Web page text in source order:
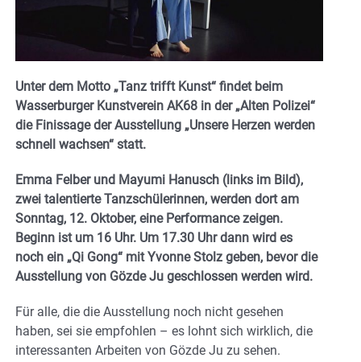
Unter dem Motto „Tanz trifft Kunst“ findet beim
Wasserburger Kunstverein AK68 in der „Alten Polizei“
die Finissage der Ausstellung „Unsere Herzen werden
schnell wachsen“ statt.
Emma Felber und Mayumi Hanusch (links im Bild),
zwei talentierte Tanzschülerinnen, werden dort am
Sonntag, 12. Oktober, eine Performance zeigen.
Beginn ist um 16 Uhr. Um 17.30 Uhr dann wird es
noch ein „Qi Gong“ mit Yvonne Stolz geben, bevor die
Ausstellung von Gözde Ju geschlossen werden wird.
Für alle, die die Ausstellung noch nicht gesehen
haben, sei sie empfohlen – es lohnt sich wirklich, die
interessanten Arbeiten von Gözde Ju zu sehen.